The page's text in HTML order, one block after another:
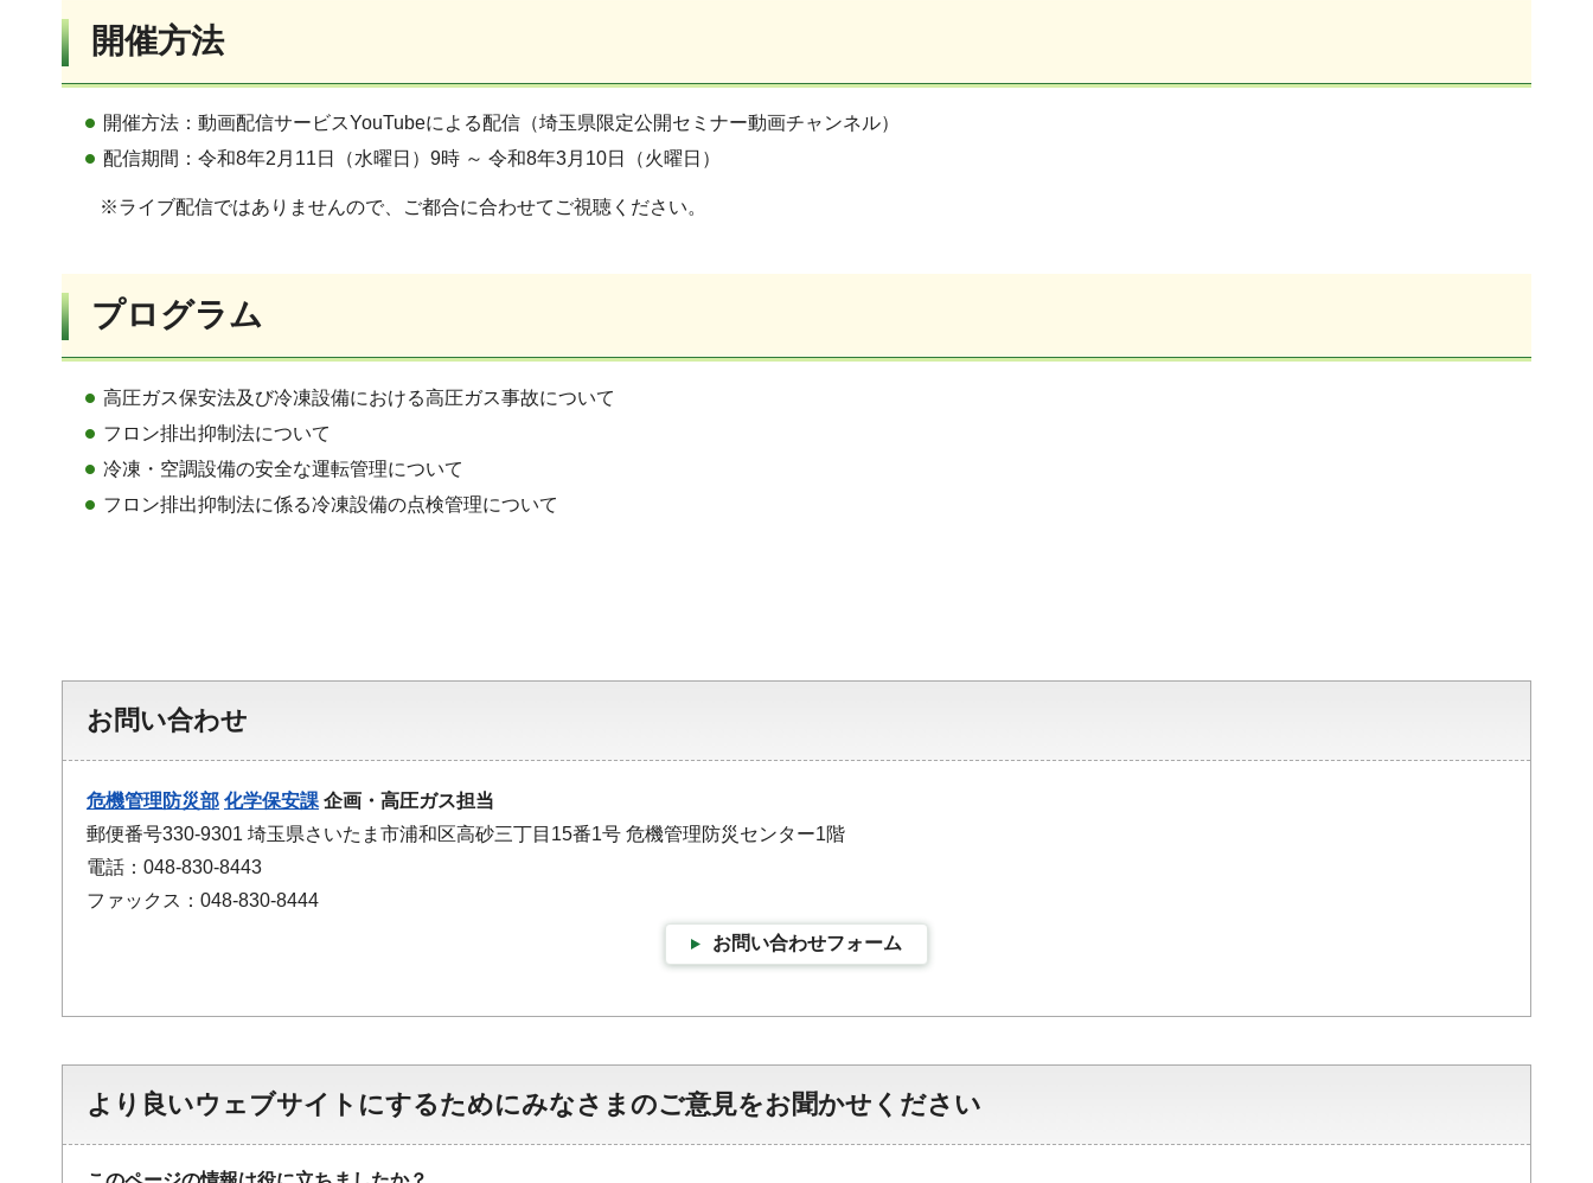
開催方法
開催方法：動画配信サービスYouTubeによる配信（埼玉県限定公開セミナー動画チャンネル）
配信期間：令和8年2月11日（水曜日）9時 ～ 令和8年3月10日（火曜日）
※ライブ配信ではありませんので、ご都合に合わせてご視聴ください。
プログラム
高圧ガス保安法及び冷凍設備における高圧ガス事故について
フロン排出抑制法について
冷凍・空調設備の安全な運転管理について
フロン排出抑制法に係る冷凍設備の点検管理について
お問い合わせ
危機管理防災部 化学保安課 企画・高圧ガス担当
郵便番号330-9301 埼玉県さいたま市浦和区高砂三丁目15番1号 危機管理防災センター1階
電話：048-830-8443
ファックス：048-830-8444
お問い合わせフォーム
より良いウェブサイトにするためにみなさまのご意見をお聞かせください